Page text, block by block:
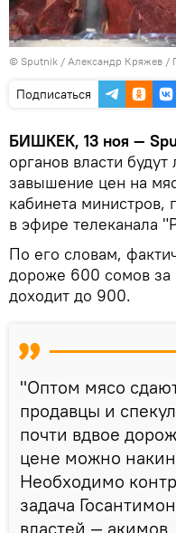
© Sputnik / Александр Кряжев /
Подписаться
БИШКЕК, 13 ноя —
органов власти будут
завышение цен на
кабинета
в эфире телеканала
По его словам,
дороже 600 сомов за
доходит до 900.
"Оптом мясо
продавцы и
почти вдвое
цене можно
Необходимо
задача
властей —